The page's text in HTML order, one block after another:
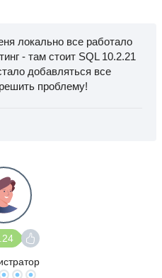
локально все работало
- там стоит SQL 10.2.21
добавляться все
проблему!